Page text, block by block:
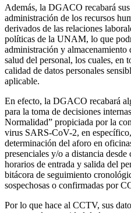
Además, la DGACO recabará sus
administración de los recursos
derivados de las relaciones
políticas de la UNAM, lo que
administración y almacenamiento
salud del personal, los cuales, en
calidad de datos personales
aplicable.
En efecto, la DGACO recabará
para la toma de decisiones
Normalidad” propiciada por la
virus SARS-CoV-2, en
determinación del aforo en
presenciales y/o a distancia
horarios de entrada y salida del
bitácora de seguimiento
sospechosas o confirmadas por
Por lo que hace al CCTV, sus